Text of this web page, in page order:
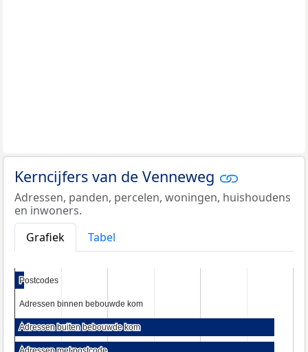
Kerncijfers van de Venneweg
Adressen, panden, percelen, woningen, huishoudens
en inwoners.
Grafiek
Tabel
Postcodes
Postcodes
Adressen binnen bebouwde kom
Adressen binnen bebouwde kom
Adressen buiten bebouwde kom
Adressen buiten bebouwde kom